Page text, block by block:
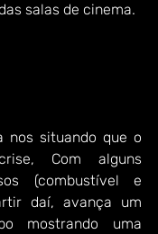
salas de cinema.
nos situando que o
Com alguns
(combustível e
daí, avança um
mostrando uma